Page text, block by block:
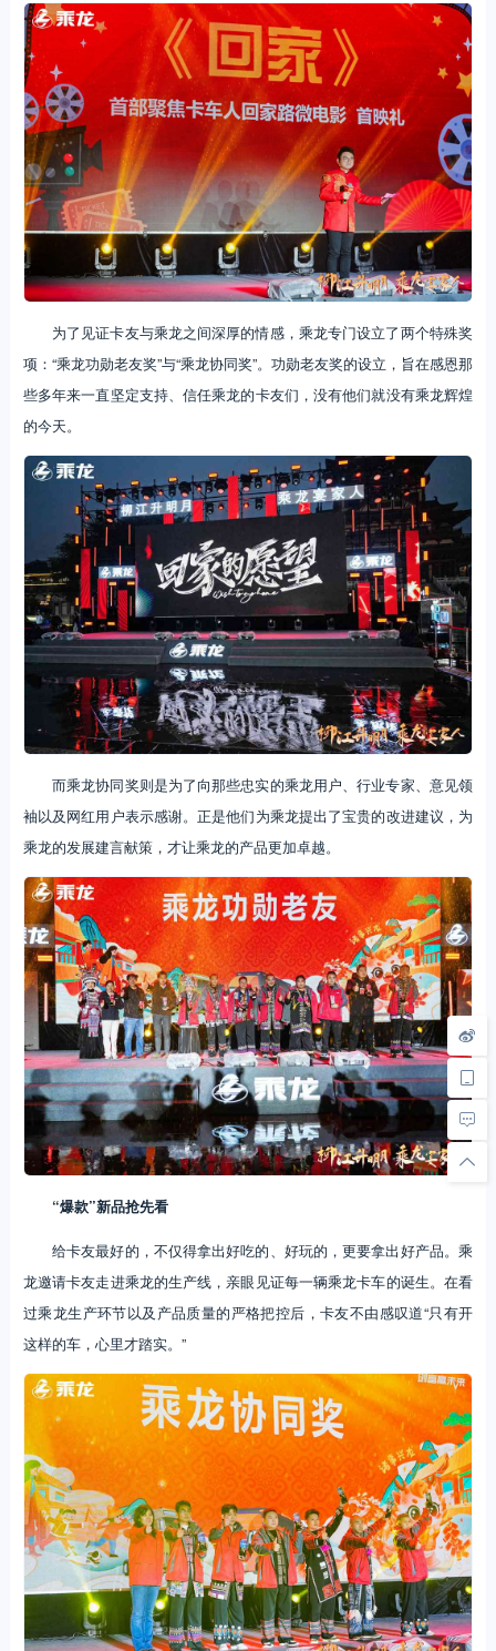
为了见证卡友与乘龙之间深厚的情感，乘龙专门设立了两个特殊奖
项：“乘龙功勋老友奖”与“乘龙协同奖”。功勋老友奖的设立，旨在感恩那
些多年来一直坚定支持、信任乘龙的卡友们，没有他们就没有乘龙辉煌
的今天。
而乘龙协同奖则是为了向那些忠实的乘龙用户、行业专家、意见领
袖以及网红用户表示感谢。正是他们为乘龙提出了宝贵的改进建议，为
乘龙的发展建言献策，才让乘龙的产品更加卓越。
“爆款”新品抢先看
给卡友最好的，不仅得拿出好吃的、好玩的，更要拿出好产品。乘
龙邀请卡友走进乘龙的生产线，亲眼见证每一辆乘龙卡车的诞生。在看
过乘龙生产环节以及产品质量的严格把控后，卡友不由感叹道“只有开
这样的车，心里才踏实。”